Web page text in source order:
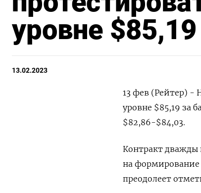
уровне $85,19
13.02.2023
13 фев (Рейтер) -
уровне $85,19 за
$82,86-$84,03.
Контракт дважды
на формирование
преодолеет